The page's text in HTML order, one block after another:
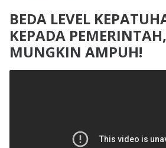
BEDA LEVEL
KEPADA
MUNGKIN AMPUH!